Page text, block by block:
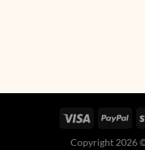
Copyright 2026